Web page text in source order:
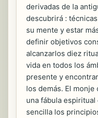
derivadas de la
descubrirá :
su mente y estar
definir objetivos
alcanzarlos diez
vida en todos los
presente y
los demás. El
una fábula
sencilla los